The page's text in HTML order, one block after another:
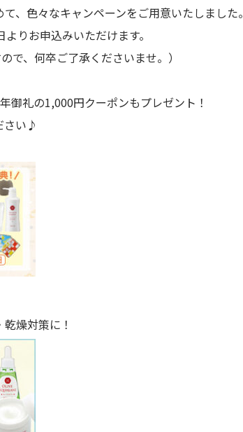
、色々なキャンペーンをご用意いたしました。
りお申込みいただけます。
で、何卒ご了承くださいませ。）
御礼の1,000円クーポンもプレゼント！
さい♪
燥対策に！